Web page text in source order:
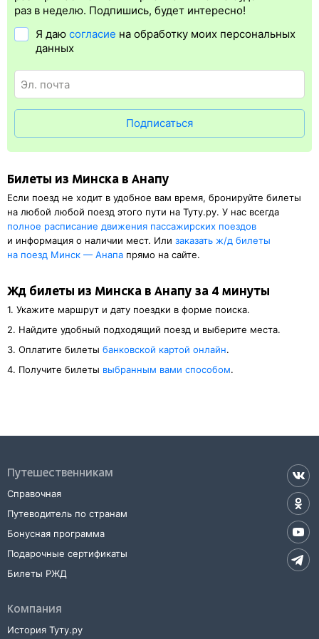
упрощает жизнь пассажиру. Её бонус в том, что не нужно быть
регистрация доступна почти для всех заказов,исключение
составляют поезда
в электронном ж/д билете. А в случае отсутствия электронной
регистрации еще и распечатка посадочного купона.
раз в неделю. Подпишись, будет интересно!
Я даю согласие на обработку моих персональных
данных
Подписаться
Билеты из Минска в Анапу
Если поезд не ходит в удобное вам время, бронируйте билеты
на любой любой поезд этого пути на Туту.ру. У нас всегда
полное расписание движения пассажирских поездов
и информация о наличии мест. Или заказать ж/д билеты
на поезд Минск — Анапа прямо на сайте.
Жд билеты из Минска в Анапу за 4 минуты
1. Укажите маршрут и дату поездки в форме поиска.
2. Найдите удобный подходящий поезд и выберите места.
3. Оплатите билеты банковской картой онлайн.
4. Получите билеты выбранным вами способом.
Путешественникам
Справочная
Путеводитель по странам
Бонусная программа
Подарочные сертификаты
Билеты РЖД
Компания
История Туту.ру